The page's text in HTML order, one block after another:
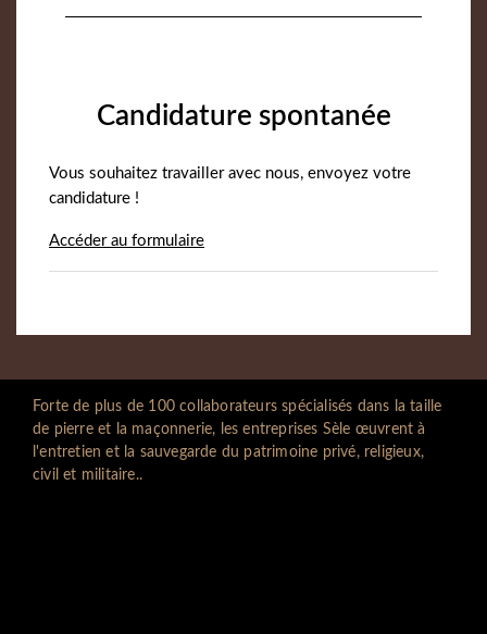
Candidature spontanée
Vous souhaitez travailler avec nous, envoyez votre
candidature !
Accéder au formulaire
Forte de plus de 100 collaborateurs spécialisés dans la taille
de pierre et la maçonnerie, les entreprises Sèle œuvrent à
l'entretien et la sauvegarde du patrimoine privé, religieux,
civil et militaire..